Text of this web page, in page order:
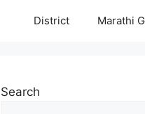
District Marathi
Search